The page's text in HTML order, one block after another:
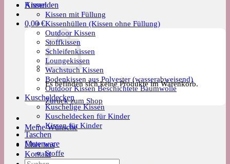
Kissen
Kissen mit Füllung
Kissenhüllen (Kissen ohne Füllung)
Outdoor Kissen
Stoffkissen
Schleifenkissen
Loungekissen
Wachstuch Kissen
Bodenkissen aus Polyester (wasserabweisend)
Outdoor Kissen Beschichtete Baumwolle
Kuscheldecken
Kuschelige Kissen
Kuscheldecken für Kinder
Kissen für Kinder
Taschen
Meterware
Stoffe
Wachstuch Stoff
Anmelden
0,00€
Es befinden sich keine Produkte im Warenkorb.
Zurück zum Shop
Meine Wünsche
Über uns
Kontakt